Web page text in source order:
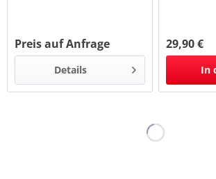
Preis auf Anfrage
Details
29,90 €
In